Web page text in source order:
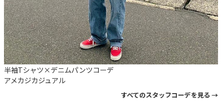
半袖Tシャツ×デニムパンツコーデ
アメカジカジュアル
すべてのスタッフコーデを見る →